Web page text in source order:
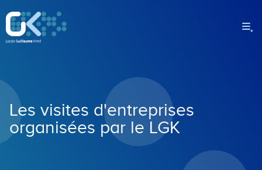
Les visites d'entreprises
organisées par le LGK